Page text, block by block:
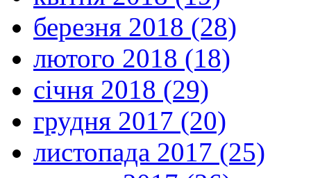
березня 2018 (28)
лютого 2018 (18)
січня 2018 (29)
грудня 2017 (20)
листопада 2017 (25)